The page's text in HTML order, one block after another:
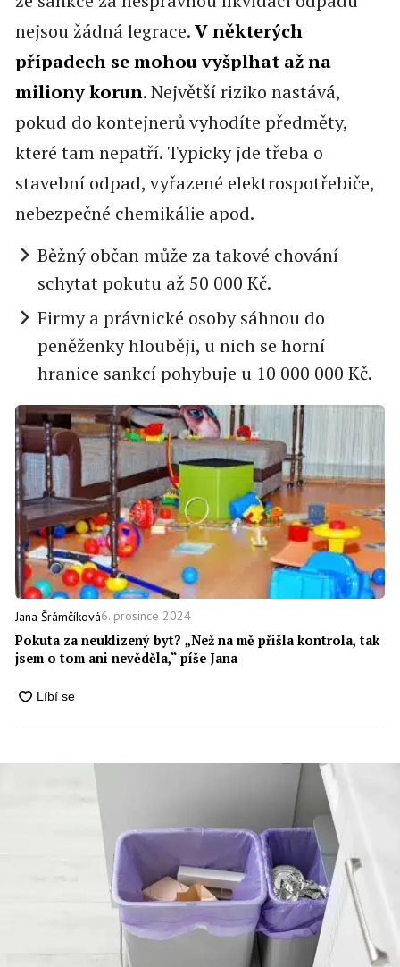
nejsou žádná legrace.V některých
případech se mohou vyšplhat až na
miliony korun. Největší riziko nastává,
pokud do kontejnerů vyhodíte předměty,
které tam nepatří. Typicky jde třeba o
stavební odpad, vyřazené elektrospotřebiče,
nebezpečné chemikálie apod.
Běžný občan může za takové chování
schytat pokutu až 50 000 Kč.
Firmy a právnické osoby sáhnou do
peněženky hlouběji, u nich se horní
hranice sankcí pohybuje u 10 000 000 Kč.
Jana Šrámčíková6. prosince 2024
Pokuta za neuklizený byt? „Než na mě přišla kontrola, tak
jsem o tom ani nevěděla,“ píše Jana